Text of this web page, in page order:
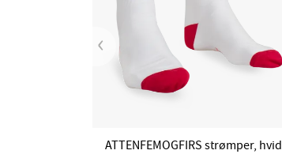
ATTENFEMOGFIRS strømper, hvid
‹